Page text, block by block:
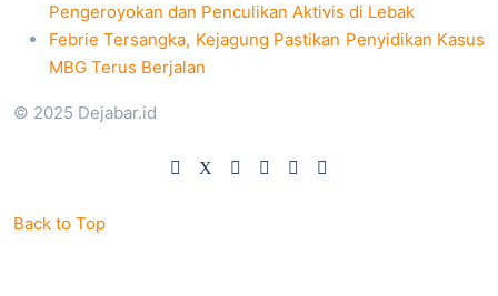
Pengeroyokan dan Penculikan Aktivis di Lebak
Febrie Tersangka, Kejagung Pastikan Penyidikan Kasus
MBG Terus Berjalan
© 2025 Dejabar.id
Back to Top